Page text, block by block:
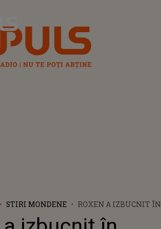
STIRI MONDENE
ROXEN A IZBUCNIT ÎN
ACUZATĂ CĂ AR